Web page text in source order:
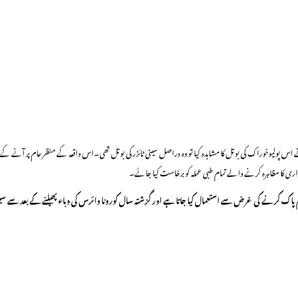
کی بوتل کا مشاہدہ کیا تو وہ دراصل سینی ٹائزر کی بوتل تھی۔اس واقعہ کے منظر عام پر آنے کے
کا مظاہرہ کرنے والے تمام طبی عملہ کو برخاست کیا جائے۔
پاک کرنے کی غرض سے استعمال کیا جاتا ہے اور گزشتہ سال کورونا وائرس کی وباء پھیلنے کے بعد سے